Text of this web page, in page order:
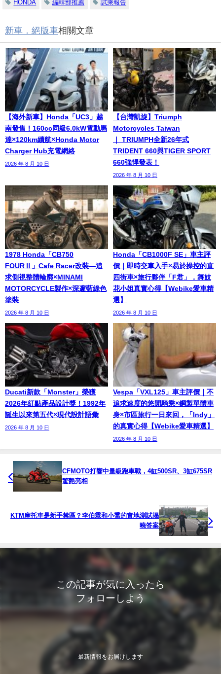
HONDA 編輯部推薦 試乘報告
新車．絕版車相關文章
【海外新車】Honda「UC3」越
南發售！160cc同級6.0kW電動馬
達×120km續航×Honda Motor
Charger Hub充電網絡
2026 年 8 月 10 日
【台灣凱旋】Triumph
Motorcycles Taiwan
｜ TRIUMPH全新26年式
TRIDENT 660與TIGER SPORT
660強悍發表！
2026 年 8 月 10 日
1978 Honda「CB750
FOURⅡ」Cafe Racer改裝—追
求側視整體輪廓×MINAMI
MOTORCYCLE製作×深邃藍綠色
塗裝
2026 年 8 月 10 日
Honda「CB1000F SE」車主評
價｜即時交車入手×易於操控的直
四街車×旅行夥伴「F君」，舞妓
花小姐真實心得【Webike愛車精
選】
2026 年 8 月 10 日
Ducati新款「Monster」榮獲
2026年紅點產品設計獎！1992年
誕生以來第五代×現代設計語彙
2026 年 8 月 10 日
Vespa「VXL125」車主評價｜不
追求速度的悠閒騎乘×鋼製單體車
身×市區旅行一日來回，「Indy」
的真實心得【Webike愛車精選】
2026 年 8 月 10 日
CFMOTO打響中量級跑車戰，4缸500SR、3缸675SR
驚艷亮相
KTM摩托車是新手禁區？李伯霖和小喬的實地測試揭
曉答案
この記事が気に入ったら
フォローしよう
最新情報をお届けします